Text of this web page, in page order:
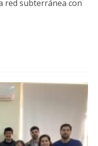
red subterránea con